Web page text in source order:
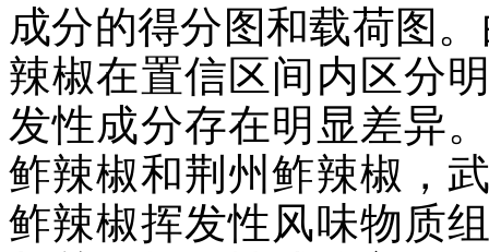
成分的得分图和载荷图
辣椒在置信区间内区分
发性成分存在明显差异
鲊辣椒和荆州鲊辣椒，
鲊辣椒挥发性风味物质